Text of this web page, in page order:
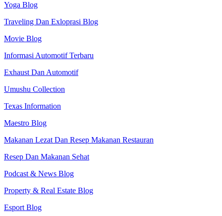
Yoga Blog
Traveling Dan Exloprasi Blog
Movie Blog
Informasi Automotif Terbaru
Exhaust Dan Automotif
Umushu Collection
Texas Information
Maestro Blog
Makanan Lezat Dan Resep Makanan Restauran
Resep Dan Makanan Sehat
Podcast & News Blog
Property & Real Estate Blog
Esport Blog